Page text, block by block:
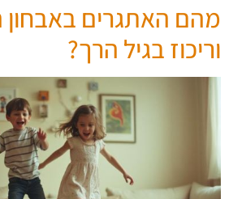
מהם האתגרים
וריכוז בגיל הרך?